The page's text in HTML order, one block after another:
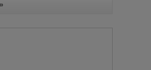
»